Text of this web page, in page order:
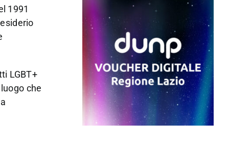
1991
LGBT+
che